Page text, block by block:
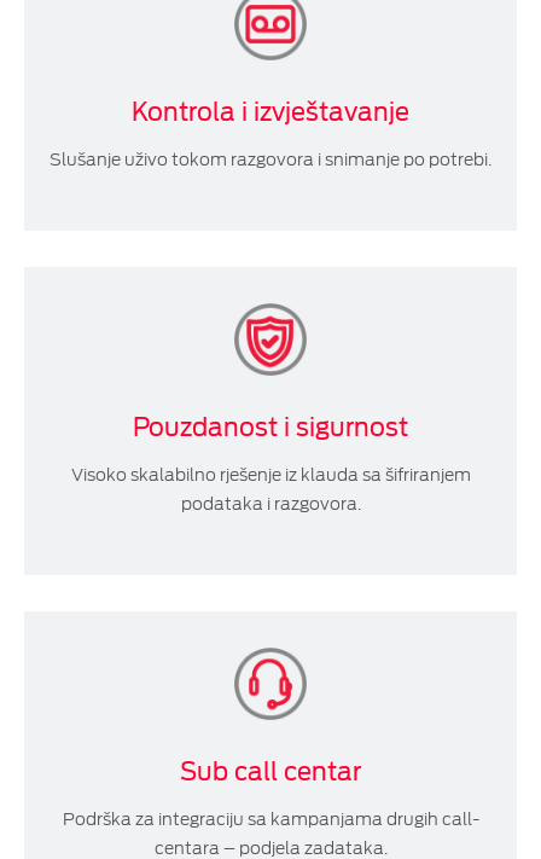
Kontrola i izvještavanje
Slušanje uživo tokom razgovora i snimanje po potrebi.
Pouzdanost i sigurnost
Visoko skalabilno rješenje iz klauda sa šifriranjem
podataka i razgovora.
Sub call centar
Podrška za integraciju sa kampanjama drugih call-
centara – podjela zadataka.